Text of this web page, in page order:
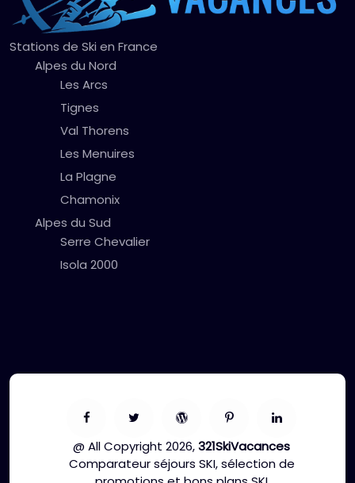
Stations de Ski en France
Alpes du Nord
Les Arcs
Tignes
Val Thorens
Les Menuires
La Plagne
Chamonix
Alpes du Sud
Serre Chevalier
Isola 2000
@ All Copyright 2026,321SkiVacances
Comparateur séjours SKI, sélection de